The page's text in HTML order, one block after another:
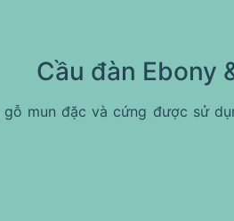
Cầu đàn Ebony
mun đặc và cứng được sử